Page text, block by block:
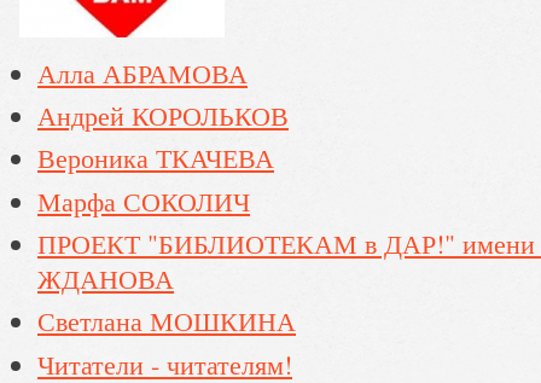
Алла АБРАМОВА
Андрей КОРОЛЬКОВ
Вероника ТКАЧЕВА
Марфа СОКОЛИЧ
ПРОЕКТ "БИБЛИОТЕКАМ в ДАР!"
ЖДАНОВА
Светлана МОШКИНА
Читатели - читателям!